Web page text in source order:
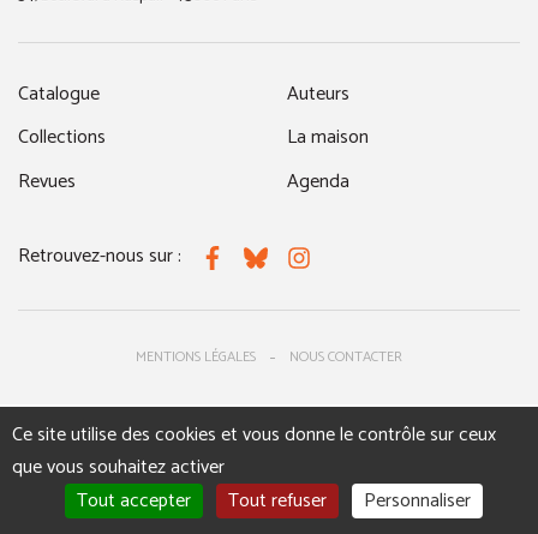
Catalogue
Collections
Revues
Auteurs
La maison
Agenda
Retrouvez-nous sur : FacebookBlueskyInstagram
MENTIONS LÉGALES NOUS CONTACTER
Ce site utilise des cookies et vous donne le contrôle sur ceux
que vous souhaitez activer
Tout accepter
Tout refuser Personnaliser